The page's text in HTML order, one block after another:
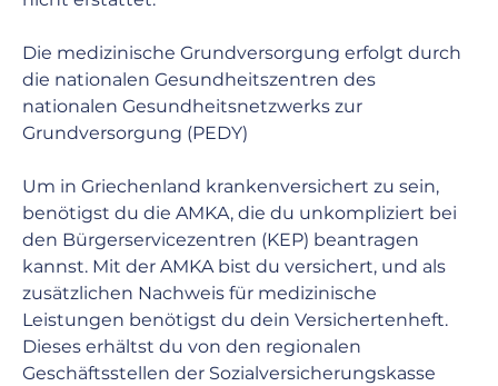
Die medizinische Grundversorgung erfolgt durch
die nationalen Gesundheitszentren des
nationalen Gesundheitsnetzwerks zur
Grundversorgung (PEDY)
Um in Griechenland krankenversichert zu sein,
benötigst du die AMKA, die du unkompliziert bei
den Bürgerservicezentren (KEP) beantragen
kannst. Mit der AMKA bist du versichert, und als
zusätzlichen Nachweis für medizinische
Leistungen benötigst du dein Versichertenheft.
Dieses erhältst du von den regionalen
Geschäftsstellen der Sozialversicherungskasse